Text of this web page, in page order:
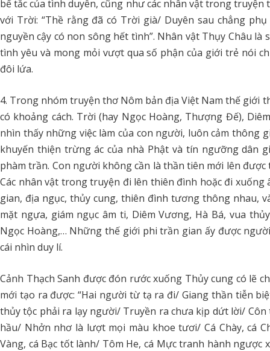
bế tắc của tình duyên, cũng như các nhân vật trong
với Trời: “Thề rằng đã có Trời già/ Duyên sau chẳng
nguyền cậy có non sông hết tình”. Nhân vật Thụy Châu
tình yêu và mong mỏi vượt qua số phận của giới trẻ nói
đôi lứa.
4. Trong nhóm truyện thơ Nôm bản địa Việt Nam thế giới
có khoảng cách. Trời (hay Ngọc Hoàng, Thượng Đế),
nhìn thấy những việc làm của con người, luôn cảm thông
khuyến thiện trừng ác của nhà Phật và tín ngưỡng dân
phàm trần. Con người không cần là thần tiên mới lên
Các nhân vật trong truyện đi lên thiên đình hoặc đi
gian, địa ngục, thủy cung, thiên đình tương thông nhau,
mặt ngựa, giám ngục âm ti, Diêm Vương, Hà Bá, vua
Ngọc Hoàng,… Những thế giới phi trần gian ấy được
cái nhìn duy lí.
Cảnh Thạch Sanh được đón rước xuống Thủy cung có lẽ
mới tạo ra được: “Hai người từ tạ ra đi/ Giang thần tiễn
thủy tộc phải ra lạy người/ Truyền ra chưa kịp dứt lời/
hầu/ Nhởn nhơ là lượt mọi màu khoe tươi/ Cá Chày, cá
Vàng, cá Bạc tốt lành/ Tôm He, cá Mực tranh hành